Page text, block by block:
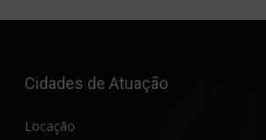
Cidades de Atuação
Locação